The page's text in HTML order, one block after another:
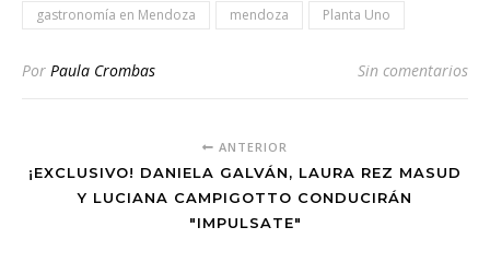
gastronomía en Mendoza
mendoza Planta Uno
Por Paula Crombas Sin comentarios
ANTERIOR
¡EXCLUSIVO! DANIELA GALVÁN, LAURA REZ MASUD
Y LUCIANA CAMPIGOTTO CONDUCIRÁN
"IMPULSATE"